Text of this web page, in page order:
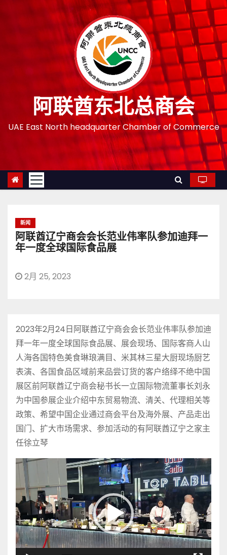
阿联酋东北总商会
UAE East North headquarter Chamber of Commerce
新闻
阿联酋辽宁商会会长范业伟率队参加迪拜一
年一度全球国际食品展
2月 25, 2023
2023年2月24日阿联酋辽宁商会会长范业伟率队参加迪
拜一年一度全球国际食品展、展会现场、国际客商人山
人海各国特色美食琳琅满目、米其林三星大厨现场厨艺
表演、各国食品区域前来品尝订货的客户络绎不绝中国
展区前阿联酋辽宁商会秘书长一立国际物流董事长刘永
为中国参展企业介绍中东贸易物流、清关、代理相关等
政策、希望中国企业通过商会平台及海外展、产品走出
国门、扩大市场需求、参加活动的有阿联酋辽宁之家主
任徐立琴
视
播
放
器